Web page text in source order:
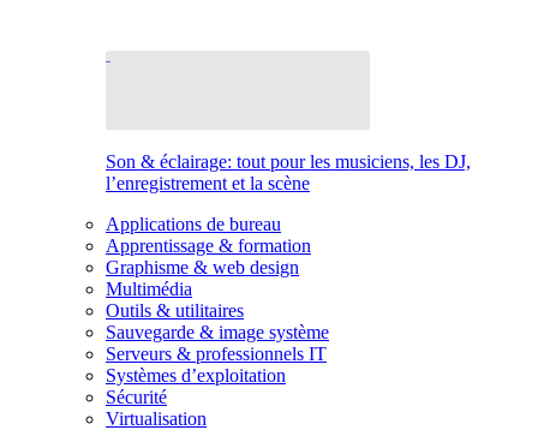
Son & éclairage: tout pour les musiciens, les DJ,
l’enregistrement et la scène
Applications de bureau
Apprentissage & formation
Graphisme & web design
Multimédia
Outils & utilitaires
Sauvegarde & image système
Serveurs & professionnels IT
Systèmes d’exploitation
Sécurité
Virtualisation